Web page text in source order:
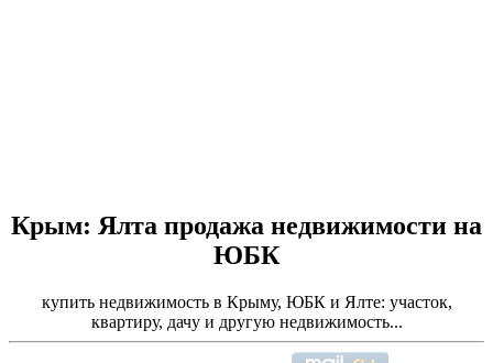
Крым: Ялта продажа недвижимости на
ЮБК
купить недвижимость в Крыму, ЮБК и Ялте: участок,
квартиру, дачу и другую недвижимость...